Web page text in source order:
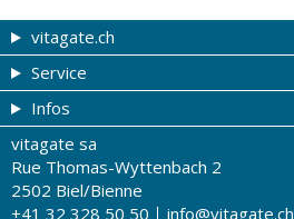
vitagate.ch
Forme et beauté
Thèmes de A à Z
Thérapies
La santé sur les ondes
Tests de santé
Service
Coupons
Tribune du droguiste
Recherche de drogueries
Drogueries partenaires
Infos
Impressum
Conditions d'utilisation
A notre sujet
vitagate sa
Rue Thomas-Wyttenbach 2
2502 Biel/Bienne
+41 32 328 50 50
info@vitagate.ch